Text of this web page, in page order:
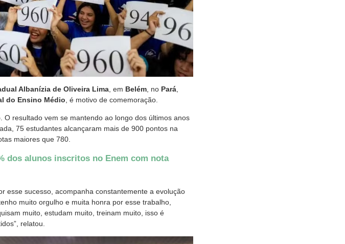
Albanízia de Oliveira Lima , em Belém , no Pará
do Ensino Médio , é motivo de comemoração.
resultado vem se mantendo ao longo dos últimos anos
75 estudantes alcançaram mais de 900 pontos na
maiores que 780.
dos alunos inscritos no Enem com nota
esse sucesso, acompanha constantemente a evolução
muito orgulho e muita honra por esse trabalho,
muito, estudam muito, treinam muito, isso é
relatou.